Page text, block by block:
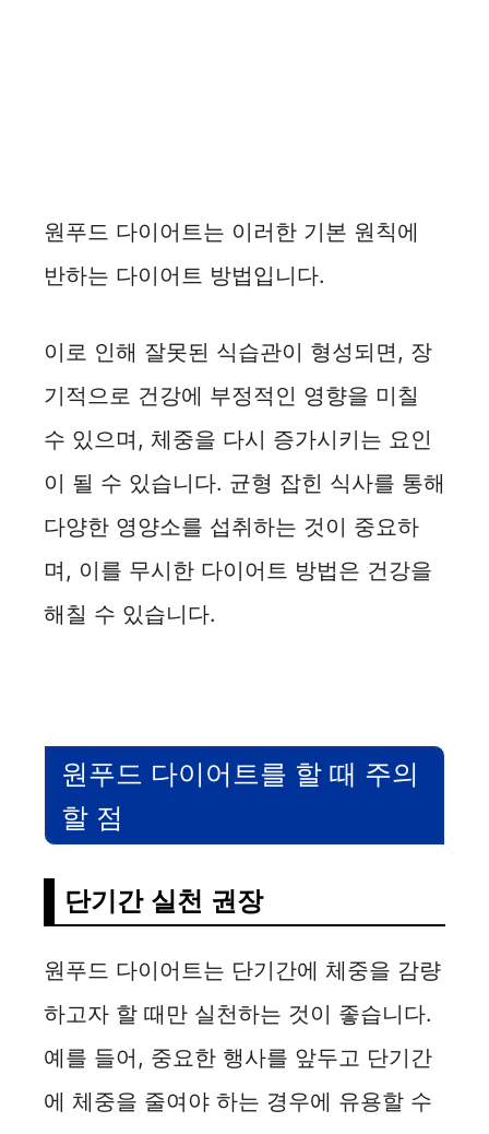
원푸드 다이어트는 이러한 기본 원칙에
반하는 다이어트 방법입니다.
이로 인해 잘못된 식습관이 형성되면, 장
기적으로 건강에 부정적인 영향을 미칠
수 있으며, 체중을 다시 증가시키는 요인
이 될 수 있습니다. 균형 잡힌 식사를 통해
다양한 영양소를 섭취하는 것이 중요하
며, 이를 무시한 다이어트 방법은 건강을
해칠 수 있습니다.
원푸드 다이어트를 할 때 주의
할 점
단기간 실천 권장
원푸드 다이어트는 단기간에 체중을 감량
하고자 할 때만 실천하는 것이 좋습니다.
예를 들어, 중요한 행사를 앞두고 단기간
에 체중을 줄여야 하는 경우에 유용할 수